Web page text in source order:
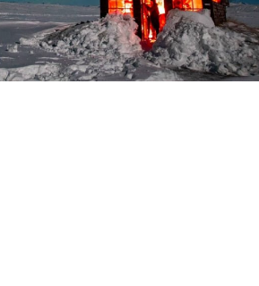
kameramanům agentury